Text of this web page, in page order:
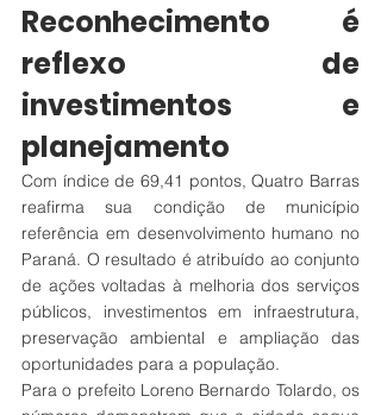
Reconhecimento é
reflexo de
investimentos e
planejamento
Com índice de 69,41 pontos, Quatro Barras
reafirma sua condição de município
referência em desenvolvimento humano no
Paraná. O resultado é atribuído ao conjunto
de ações voltadas à melhoria dos serviços
públicos, investimentos em infraestrutura,
preservação ambiental e ampliação das
oportunidades para a população.
Para o prefeito Loreno Bernardo Tolardo, os